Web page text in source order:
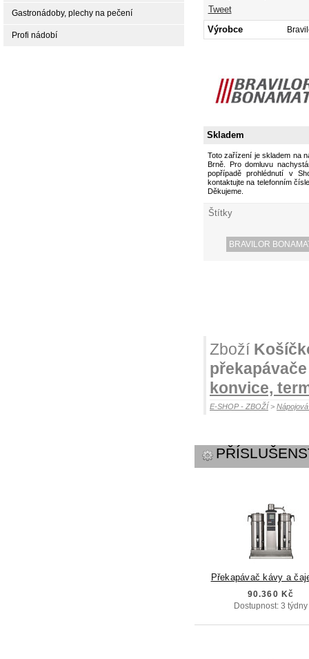
Tweet
Výrobce
Skladem
Toto zařízení je skladem na
Brně. Pro domluvu
popřípadě prohlédnutí v
kontaktujte na telefonním
Děkujeme.
Štítky
BRAVILOR
Zboží
konvice,
E-SHOP - ZBOŽÍ >
Překapávač kávy a
90.360 Kč
Dostupnost: 3 týdny
Gastronádoby, plechy na pečení
Profi nádobí